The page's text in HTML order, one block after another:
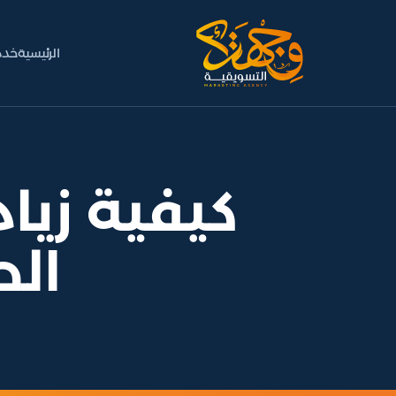
الرئيسية
كيفية